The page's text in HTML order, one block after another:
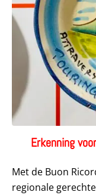
Erkenning
Met de Buon
regionale